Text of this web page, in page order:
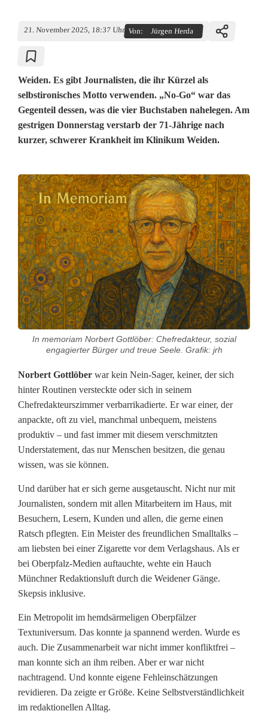
21. November 2025, 18:37 Uhr Von: Jürgen Herda
Weiden. Es gibt Journalisten, die ihr Kürzel als
selbstironisches Motto verwenden. „No-Go“ war das
Gegenteil dessen, was die vier Buchstaben nahelegen. Am
gestrigen Donnerstag verstarb der 71-Jährige nach
kurzer, schwerer Krankheit im Klinikum Weiden.
N
o
-
G
o
w
a
i
e
s
e
n
P
r
o
g
r
a
m
m
:
In memoriam Norbert Gottlöber: Chefredakteur, sozial
engagierter Bürger und treue Seele. Grafik: jrh
Norbert Gottlöber war kein Nein-Sager, keiner, der sich
hinter Routinen versteckte oder sich in seinem
Chefredakteurszimmer verbarrikadierte. Er war einer, der
anpackte, oft zu viel, manchmal unbequem, meistens
produktiv – und fast immer mit diesem verschmitzten
Understatement, das nur Menschen besitzen, die genau
wissen, was sie können.
Und darüber hat er sich gerne ausgetauscht. Nicht nur mit
Journalisten, sondern mit allen Mitarbeitern im Haus, mit
Besuchern, Lesern, Kunden und allen, die gerne einen
Ratsch pflegten. Ein Meister des freundlichen Smalltalks –
am liebsten bei einer Zigarette vor dem Verlagshaus. Als er
bei Oberpfalz-Medien auftauchte, wehte ein Hauch
Münchner Redaktionsluft durch die Weidener Gänge.
Skepsis inklusive.
Ein Metropolit im hemdsärmeligen Oberpfälzer
Textuniversum. Das konnte ja spannend werden. Wurde es
auch. Die Zusammenarbeit war nicht immer konfliktfrei –
man konnte sich an ihm reiben. Aber er war nicht
nachtragend. Und konnte eigene Fehleinschätzungen
revidieren. Da zeigte er Größe. Keine Selbstverständlichkeit
im redaktionellen Alltag.